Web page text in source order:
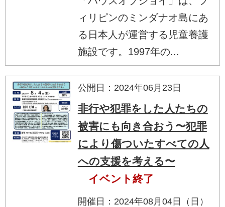
ィリピンのミンダナオ島にあ
る日本人が運営する児童養護
施設です。1997年の...
公開日：2024年06月23日
非行や犯罪をした人たちの
被害にも向き合おう〜犯罪
により傷ついたすべての人
への支援を考える〜
イベント終了
開催日：2024年08月04日（日）